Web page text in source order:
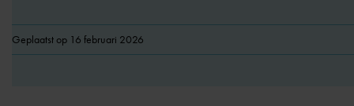
Geplaatst op 16 februari 2026